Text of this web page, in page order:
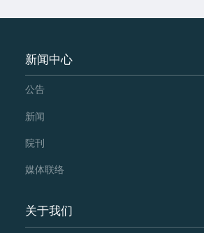
新闻中心
公告
新闻
院刊
媒体联络
关于我们